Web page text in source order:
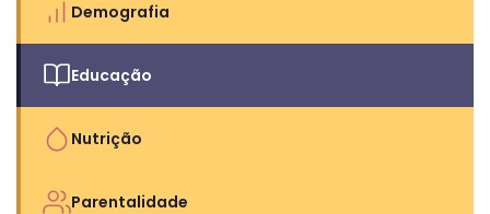
Demografia
Educação
Nutrição
Parentalidade